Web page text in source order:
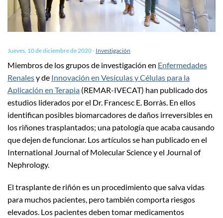
Jueves, 10 de diciembre de 2020- Investigación
Miembros de los grupos de investigación en Enfermedades
Renalesy de Innovación en Vesículas y Células para la
Aplicación en Terapia (REMAR-IVECAT) han publicado dos
estudios liderados por el Dr. Francesc E. Borràs. En ellos
identifican posibles biomarcadores de daños irreversibles en
los riñones trasplantados; una patología que acaba causando
que dejen de funcionar. Los artículos se han publicado en el
International Journal of Molecular Science y el Journal of
Nephrology.
El trasplante de riñón es un procedimiento que salva vidas
para muchos pacientes, pero también comporta riesgos
elevados. Los pacientes deben tomar medicamentos